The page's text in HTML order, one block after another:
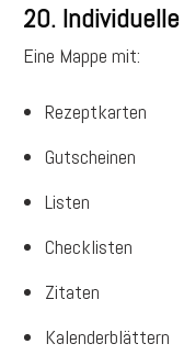
20.
Eine Mappe mit:
Rezeptkarten
Gutscheinen
Listen
Checklisten
Zitaten
Kalenderblättern